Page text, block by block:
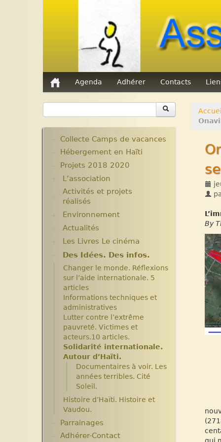
Agenda Adhérer Contacts
Accueil
By
Collecte Camps de vacances
Hébergement en Haïti
Projets 2018 2020
L’association
Assemblées Générales
Nos partenaires.
Activités et projets
réalisés
Ecole Massawist. Verrettes.
Agrandissement et
Expositions
Archives
Aide en nature : Containers
Années 2010 2012
Projets et bilans années
2013 / 2014
Environnement
Plantes pour Haïti
Solidarité et environnement
Actualités
Chroniques du séjour Août
2017
2016
Chroniques du Voyage Février
Mars 2017
Les micro-crédits
Les Livres Le cinéma
Critiques et notes de lecture
Des Idées. Des infos.
Changer le monde. Réflexions
sur l’aide internationale. 5
articles
Informations techniques et
administratives
Lutter contre l’extrême
pauvreté. Victimes et
acteurs.10 articles.
Solidarité internationale.
Autour d’Haïti.
Documentaires à voir. Les
années terribles. Cité
Soleil.
Histoire d’Haïti. Histoire et
Vaudou.
Parrainages
Adhérer-Contact